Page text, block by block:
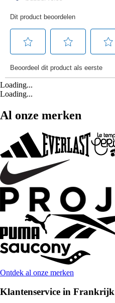
Loading...
Loading...
Al onze merken
Ontdek al onze merken
Klantenservice in Frankrijk